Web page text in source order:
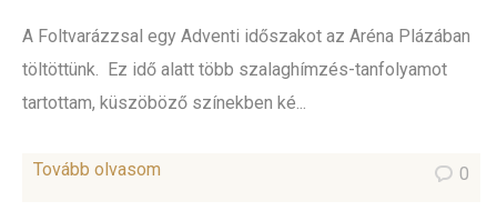
A Foltvarázzsal egy Adventi időszakot az Aréna Plázában
töltöttünk. Ez idő alatt több szalaghímzés-tanfolyamot
tartottam, küszöböző színekben ké...
Tovább olvasom 0